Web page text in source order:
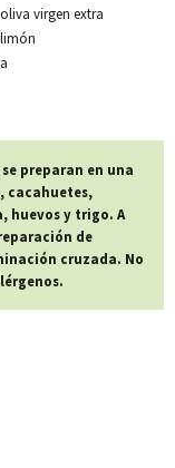
virgen extra
preparan en una
cacahuetes,
huevos y trigo. A
de
cruzada. No